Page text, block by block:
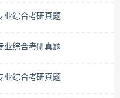
业综合考研真题
业综合考研真题
业综合考研真题